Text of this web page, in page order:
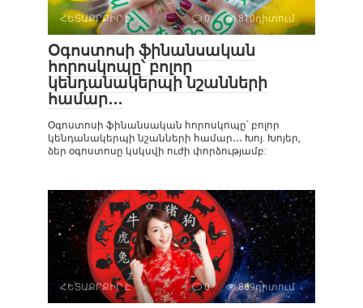
ՀԵՏԱՔՐՔԻՐ Է 0 810դիտում
Օգոստոսի ֆինանսական
հորոսկոպը՝ բոլոր
կենդանակերպի նշանների
համար․․․
Օգոստոսի ֆինանսական հորոսկոպը՝ բոլոր
կենդանակերպի նշանների համար․․․ Խոյ. Խոյեր,
ձեր օգոստոսը կսկսվի ուժի փորձությամբ:
ՀԵՏԱՔՐՔԻՐ Է 0 869դիտում